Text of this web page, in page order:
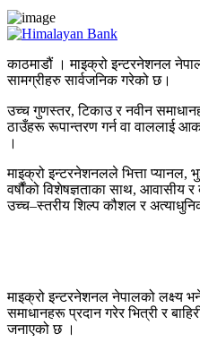
काठमाडौं । माइक्रो इन्टरनेशनल
सामग्रीहरु सार्वजनिक गरेको छ।
उच्च गुणस्तर, टिकाउ र नवीन
ठाउँहरू रूपान्तरण गर्न वा वाललाई
।
माइक्रो इन्टरनेशनलले भित्ता
वर्षौंको विशेषज्ञताका साथ, आवासीय
उच्च–स्तरीय शिल्प कौशल र
माइक्रो इन्टरनेशनल नेपालको लक्ष्य
समाधानहरू प्रदान गरेर भित्री र
जनाएको छ ।